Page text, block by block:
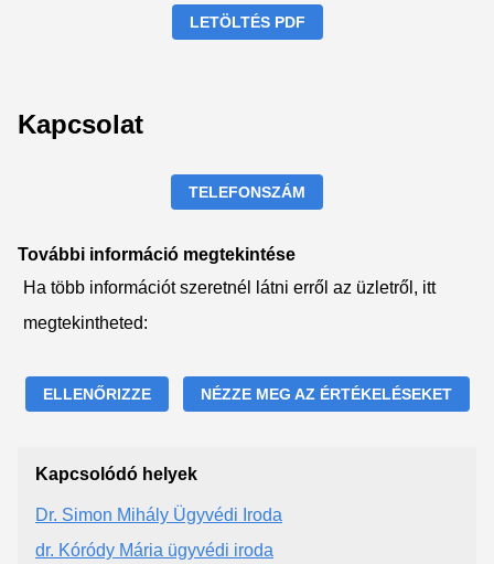
LETÖLTÉS PDF
Kapcsolat
TELEFONSZÁM
További információ megtekintése
Ha több információt szeretnél látni erről az üzletről, itt
megtekintheted:
ELLENŐRIZZE NÉZZE MEG AZ ÉRTÉKELÉSEKET
Kapcsolódó helyek
Dr. Simon Mihály Ügyvédi Iroda
dr. Kóródy Mária ügyvédi iroda